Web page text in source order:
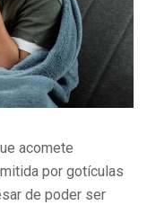
acomete
por gotículas
de poder ser